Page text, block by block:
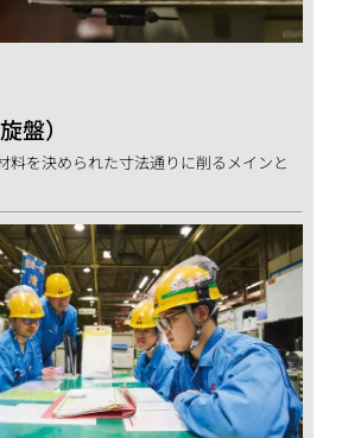
盤）
料を決められた寸法通りに削るメインと